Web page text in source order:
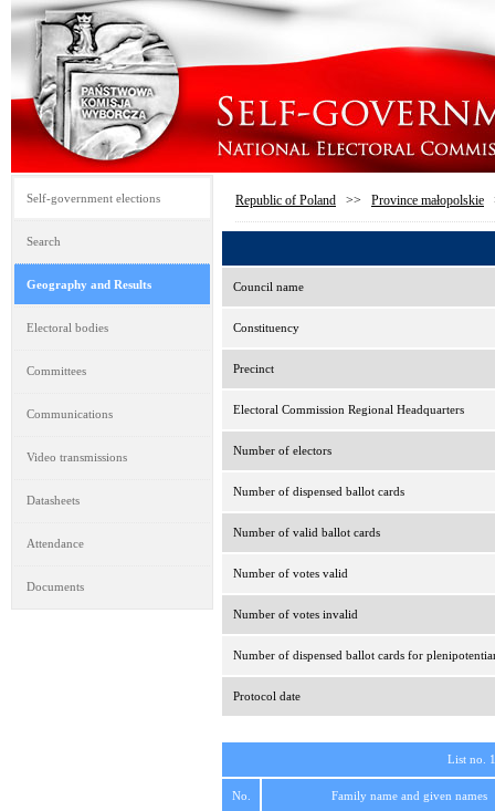
Self-government elections
Search
Geography and Results
Electoral bodies
Committees
Communications
Video transmissions
Datasheets
Attendance
Documents
Republic of Poland >> Province małopolskie
Council name
Constituency
Precinct
Electoral Commission Regional Headquarters
Number of electors
Number of dispensed ballot cards
Number of valid ballot cards
Number of votes valid
Number of votes invalid
Number of dispensed ballot cards for
Protocol date
List no.
No. Family name and given names